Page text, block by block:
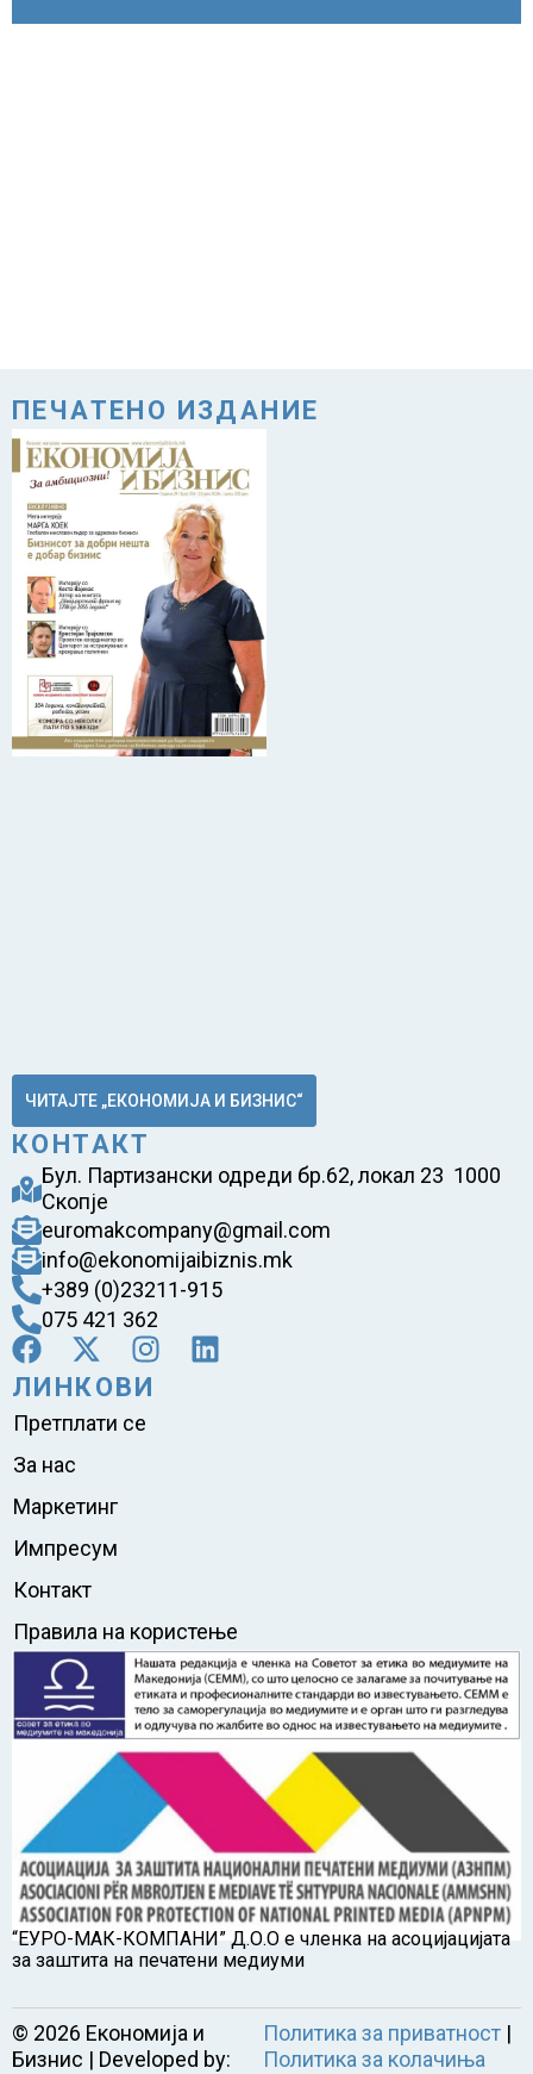
ПЕЧАТЕНО ИЗДАНИЕ
ЧИТАЈТЕ „ЕКОНОМИЈА И БИЗНИС“
КОНТАКТ
Бул. Партизански одреди бр.62, локал 23 1000
Скопје
euromakcompany@gmail.com
info@ekonomijaibiznis.mk
+389 (0)23211-915
075 421 362
ЛИНКОВИ
Претплати се
За нас
Маркетинг
Импресум
Контакт
Правила на користење
“ЕУРО-МАК-КОМПАНИ” Д.О.О е членка на асоцијацијата
за заштита на печатени медиуми
© 2026 Економија и
Бизнис | Developed by:
Политика за приватност|
Политика за колачиња